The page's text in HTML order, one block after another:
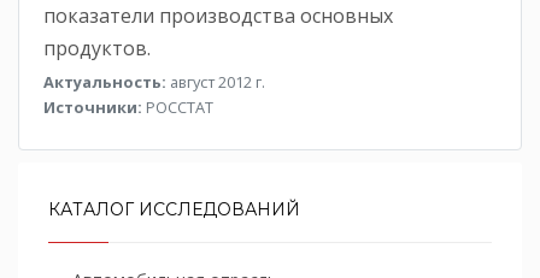
показатели производства основных
продуктов.
Актуальность: август 2012 г.
Источники: РОССТАТ
КАТАЛОГ ИССЛЕДОВАНИЙ